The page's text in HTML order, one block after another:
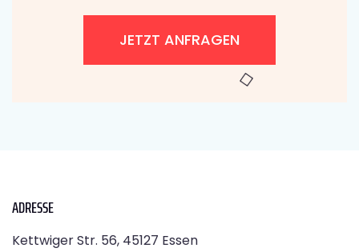
JETZT ANFRAGEN
ADRESSE
Kettwiger Str. 56, 45127 Essen